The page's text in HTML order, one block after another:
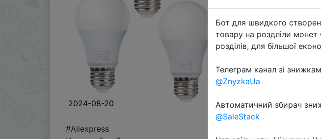
2024-08-20
#Aliexpress
Бот для швидкого
товару на роздліли
розділів, для більшої
Телеграм канал зі
@ZnyzkaUa
Автоматичний збирач
@SaleStack